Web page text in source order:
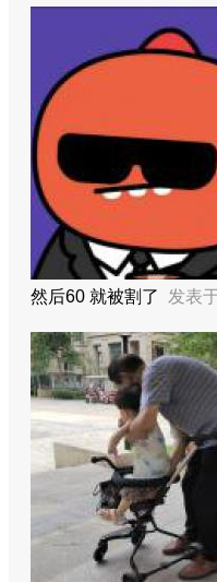
然后60 就被割了 发表